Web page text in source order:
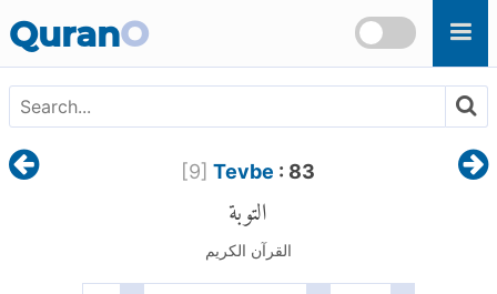
QuranO
[9] Tevbe : 83
التوبة
القرآن الكريم